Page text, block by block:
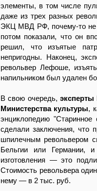
элементы, в том числе
даже из трех разных
ЭКЦ МВД РФ, почему-то не
потом показали, что он
решил, что изъятые
непригодны. Наконец,
револьвер Лефоше,
напильником был удален
В свою очередь, эксперты
Министерства культуры,
энциклопедию "Старинное
сделали заключения, что
шпилечным револьвером
Бельгии или Германии,
изготовления — это
Стоимость револьвера
нему — в 2 тыс. руб.